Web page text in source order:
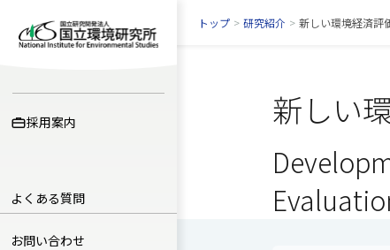
採用案内
よくある質問
お問い合わせ
トップ > 研究紹介 > 新しい環境経済評
新しい